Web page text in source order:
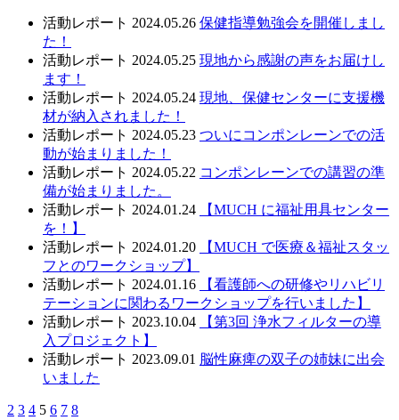
活動レポート 2024.05.26 保健指導勉強会を開催しまし
た！
活動レポート 2024.05.25 現地から感謝の声をお届けし
ます！
活動レポート 2024.05.24 現地、保健センターに支援機
材が納入されました！
活動レポート 2024.05.23 ついにコンポンレーンでの活
動が始まりました！
活動レポート 2024.05.22 コンポンレーンでの講習の準
備が始まりました。
活動レポート 2024.01.24
【MUCH に福祉用具センター
を！】
活動レポート 2024.01.20
【MUCH で医療＆福祉スタッ
フとのワークショップ】
活動レポート 2024.01.16
【看護師への研修やリハビリ
テーションに関わるワークショップを行いました】
活動レポート 2023.10.04
【第3回 浄水フィルターの導
入プロジェクト】
活動レポート 2023.09.01 脳性麻痺の双子の姉妹に出会
いました
2 3 4 5 6 7 8